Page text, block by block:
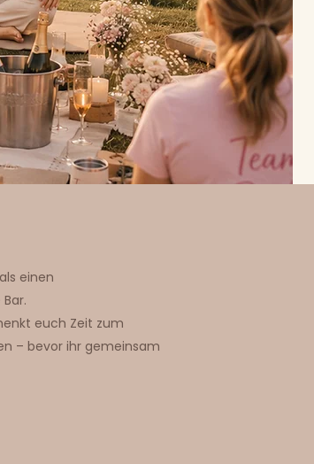
einen
euch Zeit zum
– bevor ihr gemeinsam